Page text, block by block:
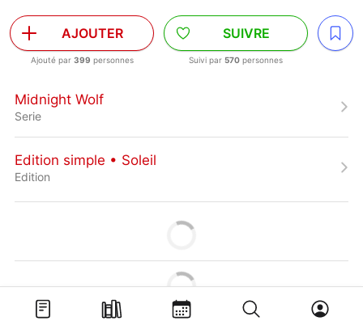
AJOUTER
Ajouté par 399 personnes
SUIVRE
Suivi par 570 personnes
Midnight Wolf
Serie
Edition simple • Soleil
Edition